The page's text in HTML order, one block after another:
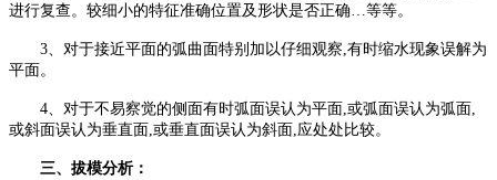
进行复查。较细小的特征准确位置及形状是否正确…等等。
3、对于接近平面的弧曲面特别加以仔细观察,有时缩水现象误解为
平面。
4、对于不易察觉的侧面有时弧面误认为平面,或弧面误认为弧面,
或斜面误认为垂直面,或垂直面误认为斜面,应处处比较。
三、拔模分析：